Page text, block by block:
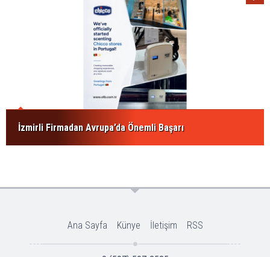
İzmirli Firmadan Avrupa’da Önemli Başarı
Ana Sayfa Künye İletişim RSS